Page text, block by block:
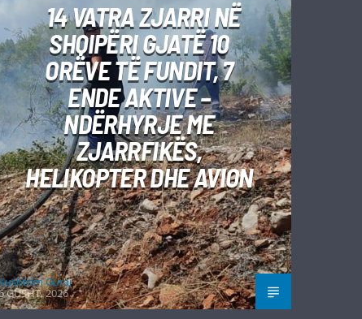
14 VATRA ZJARRI NË
SHQIPËRI GJATË 10
ORËVE TË FUNDIT, 7
ENDE AKTIVE –
NDËRHYRJE ME
ZJARRFIKËS,
HELIKOPTER DHE AVION
Guraj
GUSHT, 2026